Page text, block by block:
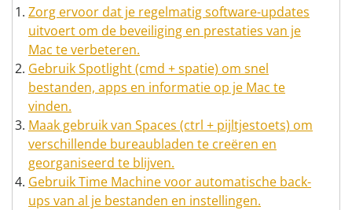
Zorg ervoor dat je regelmatig software-updates
uitvoert om de beveiliging en prestaties van je
Mac te verbeteren.
Gebruik Spotlight (cmd + spatie) om snel
bestanden, apps en informatie op je Mac te
vinden.
Maak gebruik van Spaces (ctrl + pijltjestoets) om
verschillende bureaubladen te creëren en
georganiseerd te blijven.
Gebruik Time Machine voor automatische back-
ups van al je bestanden en instellingen.